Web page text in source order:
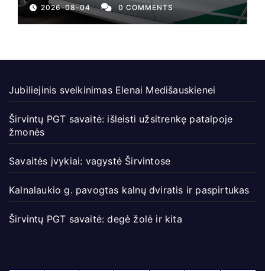
2026-08-04 0 COMMENTS
Jubiliejinis sveikinimas Elenai Medišauskienei
Širvintų PGT savaitė: išleisti užsitrenkę patalpoje
žmonės
Savaitės įvykiai: vagystė Širvintose
Kalnalaukio g. pavogtas kalnų dviratis ir paspirtukas
Širvintų PGT savaitė: degė žolė ir kita